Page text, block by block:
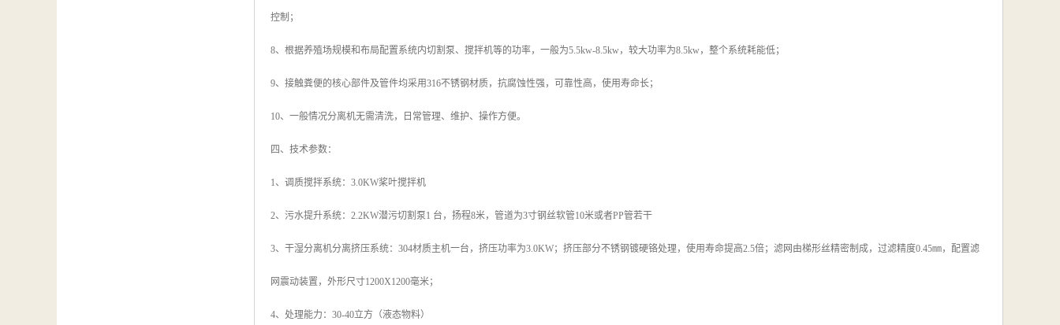
控制；
8、根据养殖场规模和布局配置系统内切割泵、搅拌机等的功率，一般为5.5kw-8.5kw，较大功率为8.5kw，整个系统耗能低；
9、接触粪便的核心部件及管件均采用316不锈钢材质，抗腐蚀性强，可靠性高，使用寿命长；
10、一般情况分离机无需清洗，日常管理、维护、操作方便。
四、技术参数：
1、调质搅拌系统：3.0KW桨叶搅拌机
2、污水提升系统：2.2KW潜污切割泵1 台，扬程8米，管道为3寸钢丝软管10米或者PP管若干
3、干湿分离机分离挤压系统：304材质主机一台，挤压功率为3.0KW；挤压部分不锈钢镀硬铬处理，使用寿命提高2.5倍；滤网由梯形丝精密制成，过滤精度0.45㎜，配置滤
网震动装置，外形尺寸1200X1200毫米；
4、处理能力：30-40立方（液态物料）